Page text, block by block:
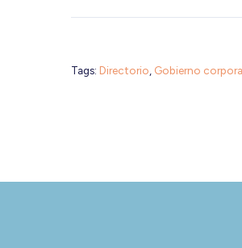
Tags: Directorio, Gobierno